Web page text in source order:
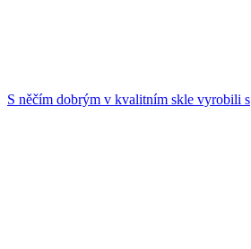
S něčím dobrým v kvalitním skle vyrobili s